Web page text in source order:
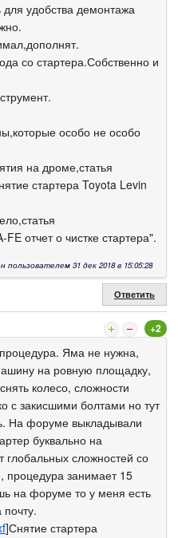
удобства демонтажа
со стартера.Собственно и
особо не особо
на дроме,статья
стартера Toyota Levin
отчет о чистке стартера".
31 дек 2018 в 15:05:28
Ответить
+2
Яма не нужна,
на ровную площадку,
колесо, сложности
с закисшими болтами но тут
На форуме выкладывали
буквально на
сложностей со
процедура занимает 15
на форуме то у меня есть
]Снятие стартера